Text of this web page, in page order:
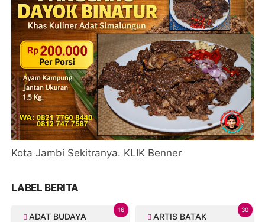
Kota Jambi Sekitranya. KLIK Benner
LABEL BERITA
ADAT BUDAYA
16
ARTIS BATAK
30